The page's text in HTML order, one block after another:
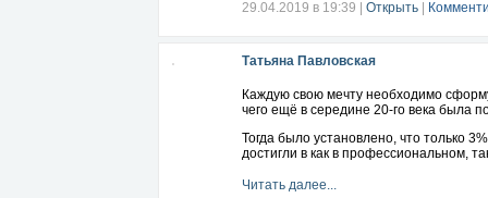
29.04.2019 в 19:39
Открыть
Татьяна Павловская
Каждую свою мечту необходимо
чего ещё в середине 20-го века была
Тогда было установлено, что только
достигли в как в профессиональном,
Читать далее...